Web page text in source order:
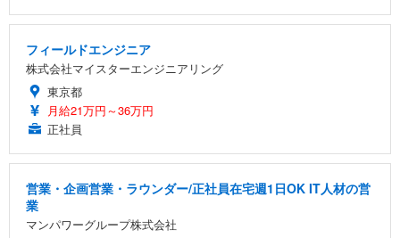
フィールドエンジニア
株式会社マイスターエンジニアリング
東京都
月給21万円～36万円
正社員
営業・企画営業・ラウンダー/正社員在宅週1日OK IT人材の営
業
マンパワーグループ株式会社